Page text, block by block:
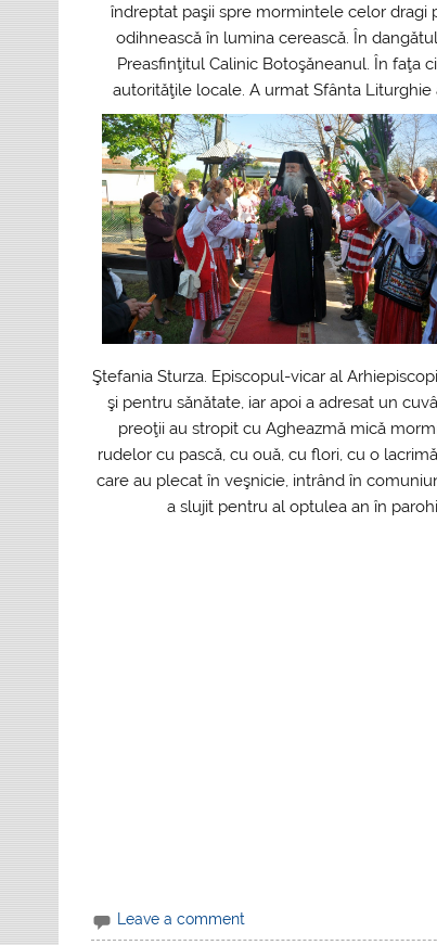
îndreptat paşii spre mormintele celor dragi
odihnească în lumina cerească. În
Preasfinţitul Calinic Botoşăneanul. În faţa
autorităţile locale. A urmat Sfânta
Ştefania Sturza. Episcopul-vicar al
şi pentru sănătate, iar apoi a adresat un
preoţii au stropit cu Agheazmă mică
rudelor cu pască, cu ouă, cu flori, cu o
care au plecat în veşnicie, intrând în
a slujit pentru al optulea an în
Leave a comment